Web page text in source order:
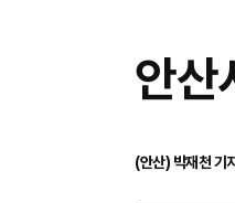
안산
(안산) 박재천 기